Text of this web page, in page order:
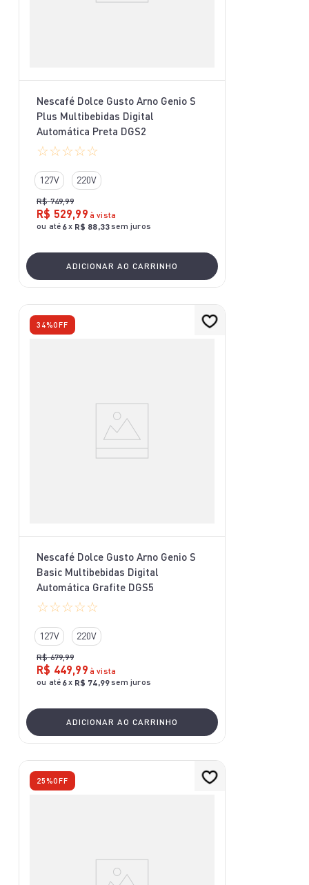
Nescafé Dolce Gusto Arno Genio S
Plus Multibebidas Digital
Automática Preta DGS2
☆☆☆☆☆
127V 220V
R$ 749,99
R$ 529,99 à vista
ou até 6x R$ 88,33sem juros
ADICIONAR AO CARRINHO
34%OFF
Nescafé Dolce Gusto Arno Genio S
Basic Multibebidas Digital
Automática Grafite DGS5
☆☆☆☆☆
127V 220V
R$ 679,99
R$ 449,99 à vista
ou até 6x R$ 74,99sem juros
ADICIONAR AO CARRINHO
25%OFF